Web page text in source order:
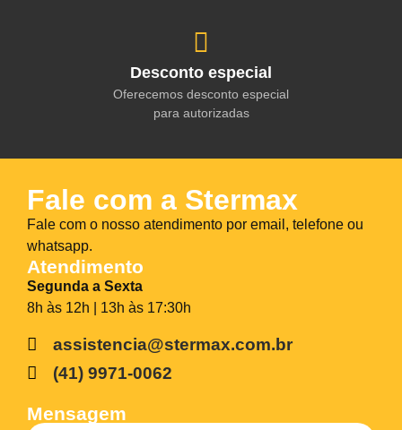
Desconto especial
Oferecemos desconto especial
para autorizadas
Fale com a Stermax
Fale com o nosso atendimento por email, telefone ou
whatsapp.
Atendimento
Segunda a Sexta
8h às 12h | 13h às 17:30h
assistencia@stermax.com.br
(41) 9971-0062
Mensagem